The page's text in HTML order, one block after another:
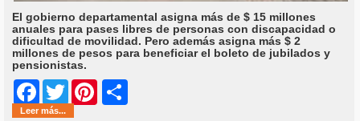
El gobierno departamental asigna más de $ 15 millones
anuales para pases libres de personas con discapacidad o
dificultad de movilidad. Pero además asigna más $ 2
millones de pesos para beneficiar el boleto de jubilados y
pensionistas.
Facebook
Twitter Pinterest
Leer más...